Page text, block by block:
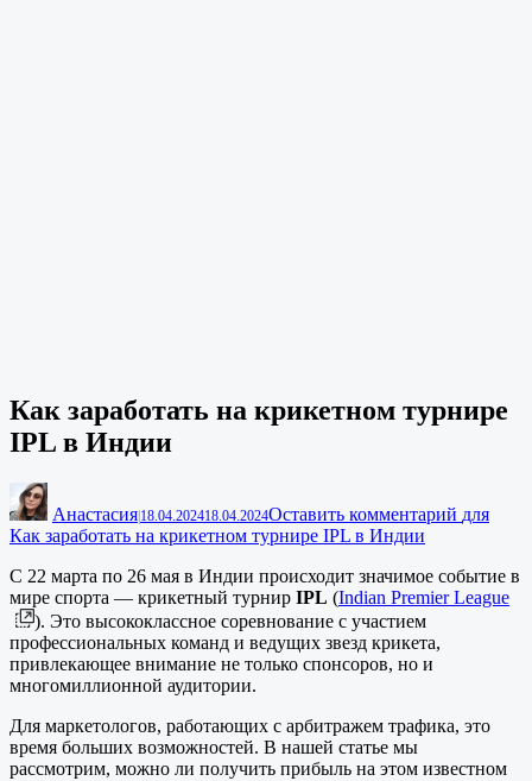
Как заработать на крикетном турнире
IPL в Индии
Анастасия 18.04.202418.04.2024Оставить комментарий для
Как заработать на крикетном турнире IPL в Индии
С 22 марта по 26 мая в Индии происходит значимое событие в
мире спорта — крикетный турнир IPL (Indian Premier League
). Это высококлассное соревнование с участием
профессиональных команд и ведущих звезд крикета,
привлекающее внимание не только спонсоров, но и
многомиллионной аудитории.
Для маркетологов, работающих с арбитражем трафика, это
время больших возможностей. В нашей статье мы
рассмотрим, можно ли получить прибыль на этом известном